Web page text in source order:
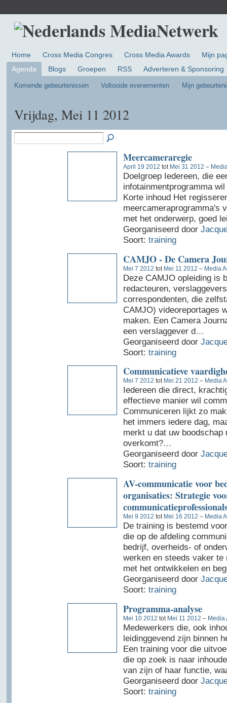
Home Cross Media Congres Cross Media Awards
Mijn
Agenda
Blogs Groepen RSS Adverteren & Sponsoring
Komende gebeurtenissen Voltooide evenementen Mijn
Vrijdag, Mei 11 2012
Meercameraregie
April 19 2012 tot Mei 31 2012 –
Doelgroep Iedereen, die
infotainmentprogramma
Korte inhoud Het
meercameraprogramma's
met het onderwerp, goed
Georganiseerd door
Soort: training
CAMJO - De Camera
Mei 7 2012 tot Mei 11 2012 – Media
Deze CAMJO opleiding is
redacteuren,
correspondenten, die
CAMJO) videoreportages
maken. Een Camera
een verslaggever d…
Georganiseerd door
Soort: training
Communicatieve
Mei 7 2012 tot Mei 21 2012 – Media
Iedereen die direct,
effectieve manier wil
Communiceren lijkt zo
het immers iedere dag,
merkt u dat uw boodschap
overkomt?…
Georganiseerd door
Soort: training
AV-communicatie voor
organisaties: Strategie
Mei 9 2012 tot Mei 16 2012 – Media
De training is bestemd
die op de afdeling
bedrijf, overheids- of
werken en steeds vaker te
met het ontwikkelen en
Georganiseerd door
Soort: training
Programma-analyse
Mei 10 2012 tot Mei 11 2012 – Media
Medewerkers die, ook
leidinggevend zijn binnen
Een training voor die
die op zoek is naar
van zijn of haar functie,
Georganiseerd door
Soort: training